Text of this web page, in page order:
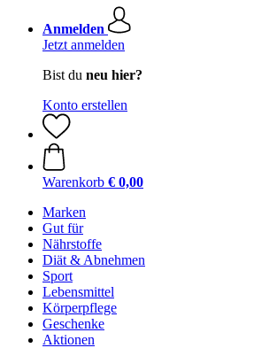
Anmelden
Jetzt anmelden
Bist du neu hier?
Konto erstellen
Warenkorb € 0,00
Marken
Gut für
Nährstoffe
Diät & Abnehmen
Sport
Lebensmittel
Körperpflege
Geschenke
Aktionen